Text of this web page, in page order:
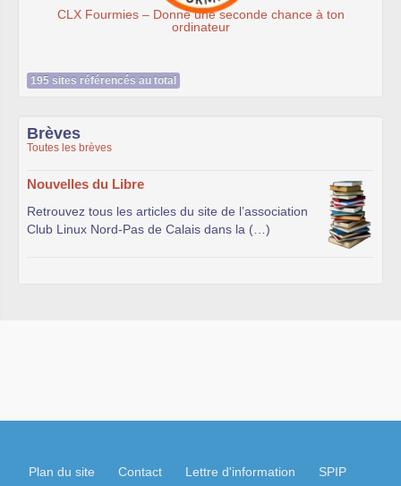
Donne une seconde chance à ton
195 sites référencés au total
Brèves
Toutes les brèves
Nouvelles du Libre
Retrouvez tous les articles du site de l’association
Club Linux Nord-Pas de Calais dans la (…)
Plan du site Contact Lettre d'information SPIP